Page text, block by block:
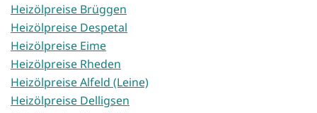
Heizölpreise Brüggen
Heizölpreise Despetal
Heizölpreise Eime
Heizölpreise Rheden
Heizölpreise Alfeld (Leine)
Heizölpreise Delligsen